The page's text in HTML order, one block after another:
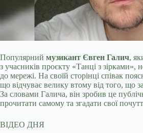
Популярний музикант Євген Галич,
з учасників проєкту «Танці з зірками»,
до мережі. На своїй сторінці співак
що відчуває велику втому від того, що
За словами Галича, він зробив це
прочитати самому та згадати свої
ВІДЕО ДНЯ